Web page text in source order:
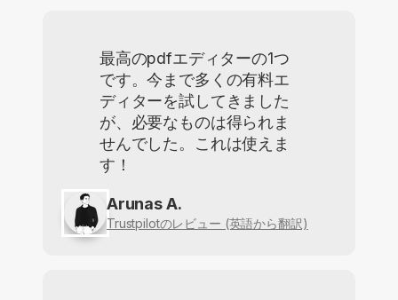
最高のpdfエディターの1つ
です。今まで多くの有料エ
ディターを試してきました
が、必要なものは得られま
せんでした。これは使えま
す！
Arunas A.
Trustpilotのレビュー (英語から翻訳)